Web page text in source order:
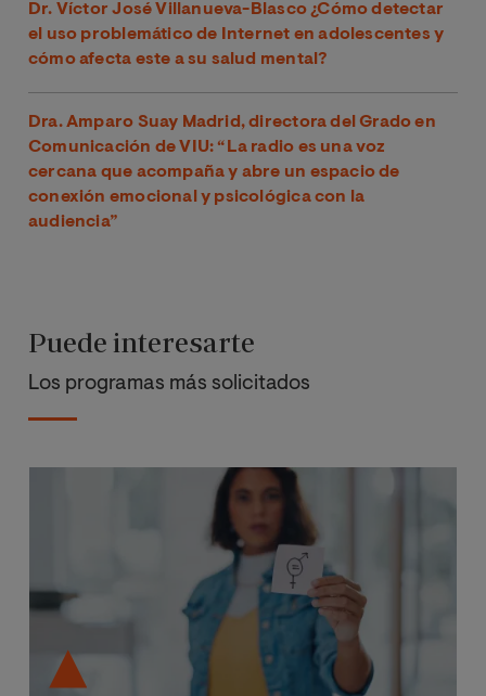
Dr. Víctor José Villanueva-Blasco ¿Cómo detectar
el uso problemático de Internet en adolescentes y
cómo afecta este a su salud mental?
Dra. Amparo Suay Madrid, directora del Grado en
Comunicación de VIU: “La radio es una voz
cercana que acompaña y abre un espacio de
conexión emocional y psicológica con la
audiencia”
Puede interesarte
Los programas más solicitados